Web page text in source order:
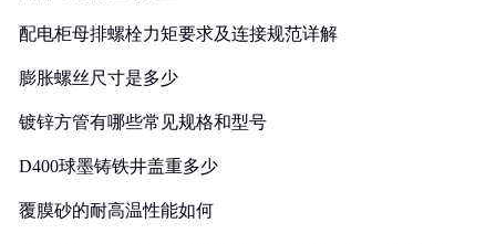
配电柜母排螺栓力矩要求及连接规范详解
膨胀螺丝尺寸是多少
镀锌方管有哪些常见规格和型号
D400球墨铸铁井盖重多少
覆膜砂的耐高温性能如何